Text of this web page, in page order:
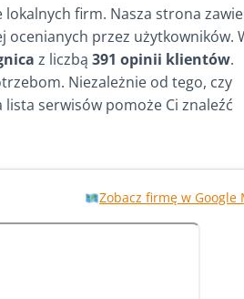
lokalnych firm. Nasza strona
ocenianych przez użytkowników.
z liczbą 391 opinii klientów.
Niezależnie od tego, czy
serwisów pomoże Ci znaleźć
Zobacz firmę w Google